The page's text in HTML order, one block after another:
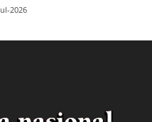
2026